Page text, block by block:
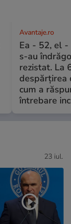
Avantaje.ro
Ea - 52, el -
s-au
rezistat. La
despărțirea
cum a
întrebare
23 iul.